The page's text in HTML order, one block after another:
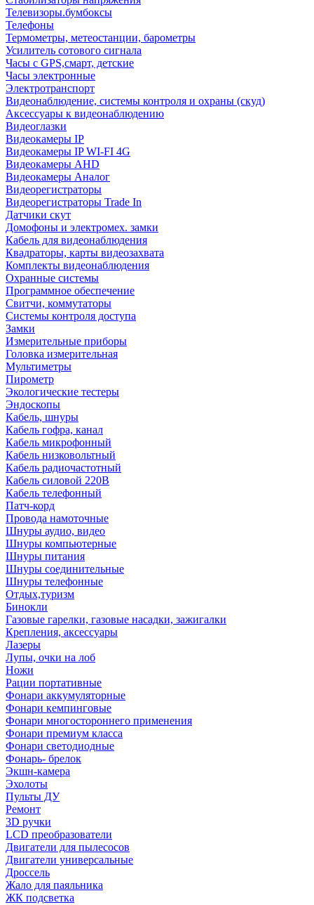
Телевизоры.бумбоксы
Телефоны
Термометры, метеостанции, барометры
Усилитель сотового сигнала
Часы с GPS,смарт, детские
Часы электронные
Электротранспорт
Видеонаблюдение, системы контроля и охраны (скуд)
Аксессуары к видеонаблюдению
Видеоглазки
Видеокамеры IP
Видеокамеры IP WI-FI 4G
Видеокамеры AHD
Видеокамеры Аналог
Видеорегистраторы
Видеорегистраторы Trade In
Датчики скут
Домофоны и электромех. замки
Кабель для видеонаблюдения
Квадраторы, карты видеозахвата
Комплекты видеонаблюдения
Охранные системы
Программное обеспечение
Свитчи, коммутаторы
Системы контроля доступа
Замки
Измерительные приборы
Головка измерительная
Мультиметры
Пирометр
Экологические тестеры
Эндоскопы
Кабель, шнуры
Кабель гофра, канал
Кабель микрофонный
Кабель низковольтный
Кабель радиочастотный
Кабель силовой 220В
Кабель телефонный
Патч-корд
Провода намоточные
Шнуры аудио, видео
Шнуры компьютерные
Шнуры питания
Шнуры соединительные
Шнуры телефонные
Отдых,туризм
Бинокли
Газовые гарелки, газовые насадки, зажигалки
Крепления, аксессуары
Лазеры
Лупы, очки на лоб
Ножи
Рации портативные
Фонари аккумуляторные
Фонари кемпинговые
Фонари многостороннего применения
Фонари премиум класса
Фонари светодиодные
Фонарь- брелок
Экшн-камера
Эхолоты
Пульты ДУ
Ремонт
3D ручки
LCD преобразователи
Двигатели для пылесосов
Двигатели универсальные
Дроссель
Жало для паяльника
ЖК подсветка